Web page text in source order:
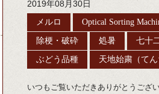
2019年08月30日
メルロ Optical Sorting
除梗・破砕 処暑 七十
ぶどう品種 天地始粛（てん
いつもご覧いただきありがとうござ